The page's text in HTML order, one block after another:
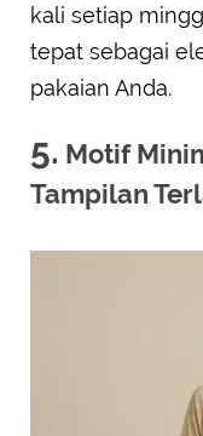
kali setiap
tepat sebagai
pakaian Anda.
5. Motif
Tampilan